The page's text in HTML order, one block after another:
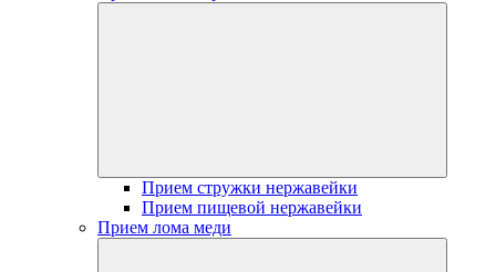
Прием стружки нержавейки
Прием пищевой нержавейки
Прием лома меди